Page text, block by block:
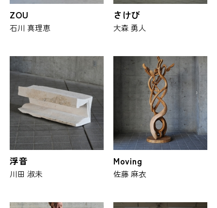
ZOU
石川 真理恵
さけび
大森 勇人
浮音
川田 淑未
Moving
佐藤 麻衣